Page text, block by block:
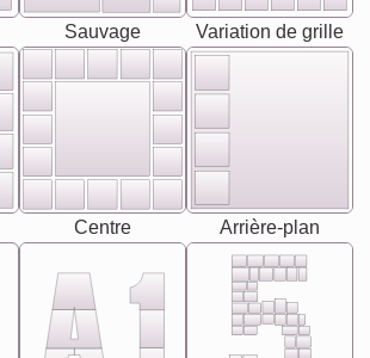
Sauvage Variation de grille
Centre Arrière-plan